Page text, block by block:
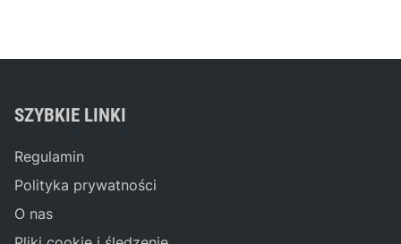
SZYBKIE LINKI
Regulamin
Polityka prywatności
O nas